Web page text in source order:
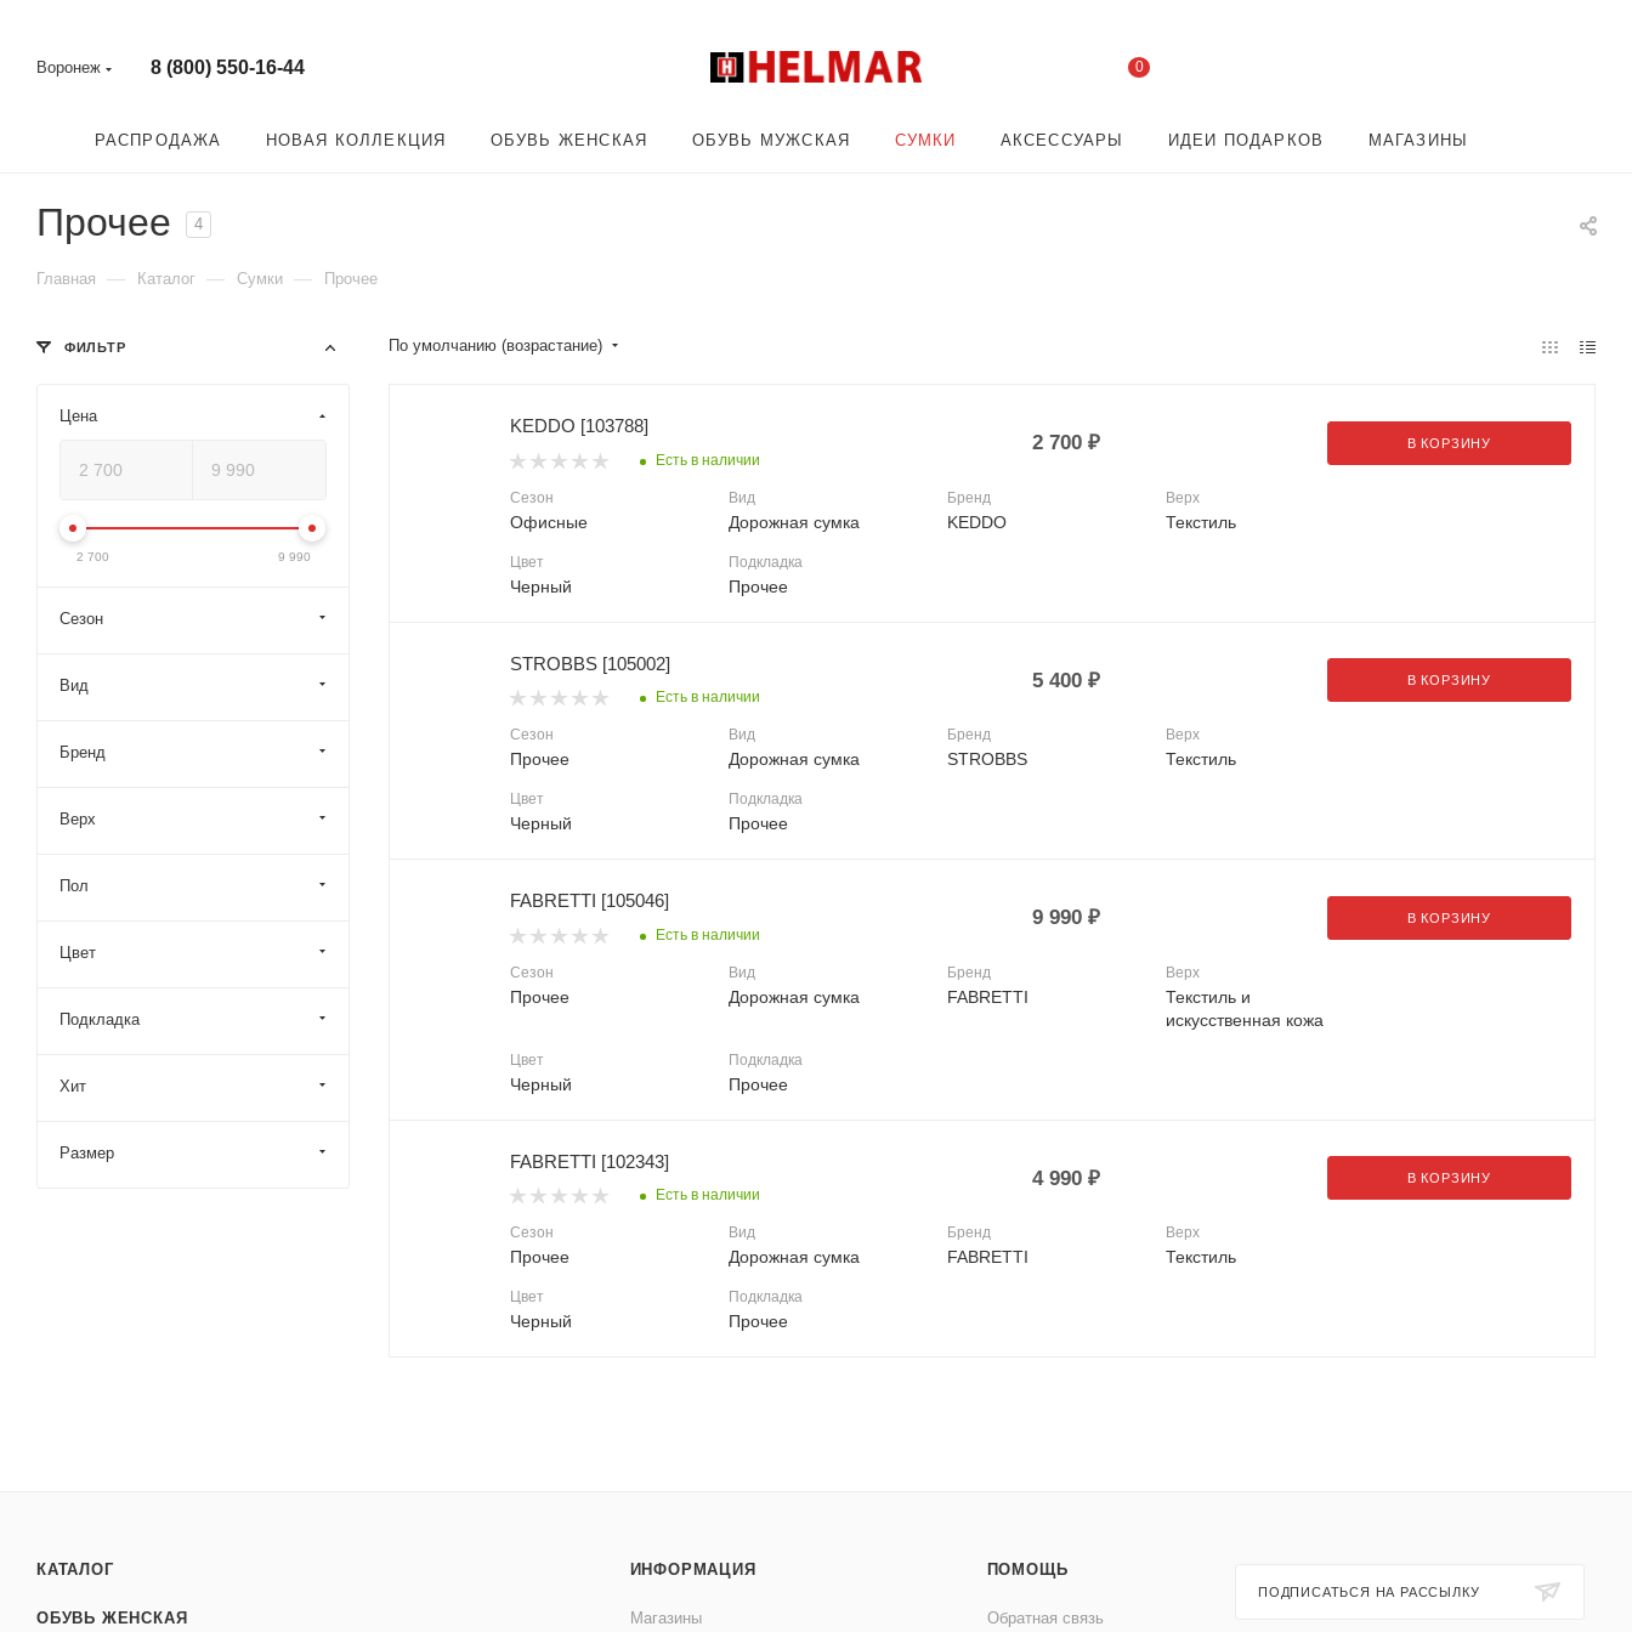
Воронеж 8 (800) 550-16-44 0
РАСПРОДАЖА НОВАЯ КОЛЛЕКЦИЯ ОБУВЬ ЖЕНСКАЯ ОБУВЬ МУЖСКАЯ СУМКИ АКСЕССУАРЫ ИДЕИ ПОДАРКОВ МАГАЗИНЫ
Прочее 4
Главная — Каталог — Сумки — Прочее
По умолчанию (возрастание)
KEDDO [103788]
Есть в наличии
2 700 ₽ В КОРЗИНУ
Сезон
Офисные
Вид
Дорожная сумка
Бренд
KEDDO
Верх
Текстиль
Цвет
Черный
Подкладка
Прочее
STROBBS [105002]
Есть в наличии
5 400 ₽ В КОРЗИНУ
Сезон
Прочее
Вид
Дорожная сумка
Бренд
STROBBS
Верх
Текстиль
Цвет
Черный
Подкладка
Прочее
FABRETTI [105046]
Есть в наличии
9 990 ₽ В КОРЗИНУ
Сезон
Прочее
Вид
Дорожная сумка
Бренд
FABRETTI
Верх
Текстиль и
искусственная кожа
Цвет
Черный
Подкладка
Прочее
FABRETTI [102343]
Есть в наличии
4 990 ₽ В КОРЗИНУ
Сезон
Прочее
Вид
Дорожная сумка
Бренд
FABRETTI
Верх
Текстиль
Цвет
Черный
Подкладка
Прочее
ФИЛЬТР
Цена
2 700 9 990
Сезон
Вид
Бренд
Верх
Пол
Цвет
Подкладка
Хит
Размер
КАТАЛОГ
ОБУВЬ ЖЕНСКАЯ
ИНФОРМАЦИЯ
Магазины
ПОМОЩЬ
Обратная связь
ПОДПИСАТЬСЯ НА РАССЫЛКУ